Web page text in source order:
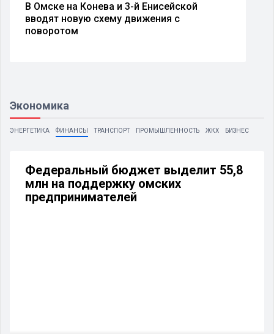
В Омске на Конева и 3-й Енисейской
вводят новую схему движения с
поворотом
Экономика
ЭНЕРГЕТИКА ФИНАНСЫ ТРАНСПОРТ ПРОМЫШЛЕННОСТЬ ЖКХ БИЗНЕС
Федеральный бюджет выделит 55,8
млн на поддержку омских
предпринимателей